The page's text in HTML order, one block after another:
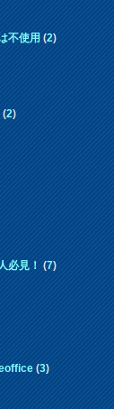
不使用(2)
(2)
必見！(7)
(3)